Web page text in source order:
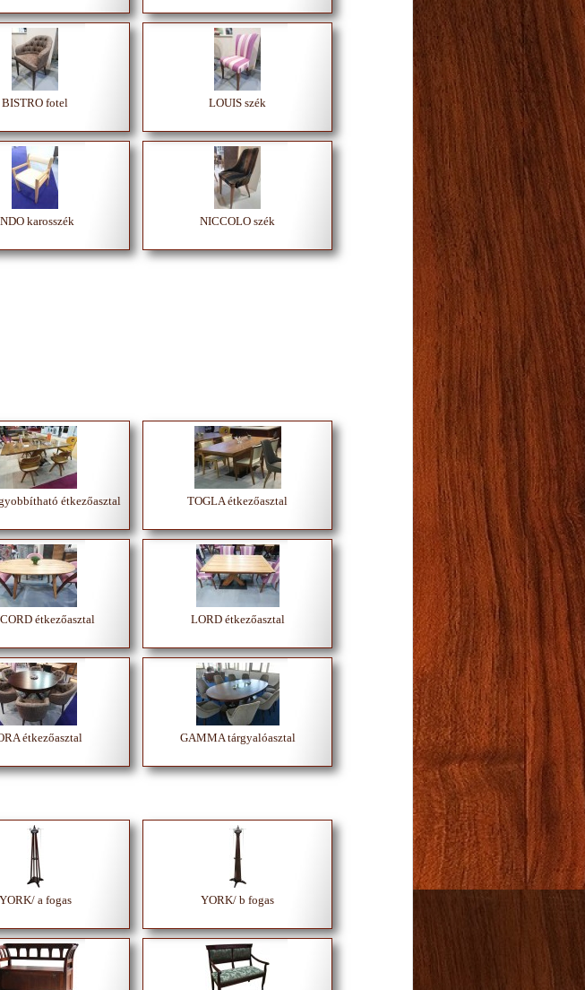
BISTRO fotel LOUIS szék
karosszék NICCOLO szék
étkezőasztal TOGLA étkezőasztal
étkezőasztal LORD étkezőasztal
étkezőasztal GAMMA tárgyalóasztal
YORK/ a fogas YORK/ b fogas